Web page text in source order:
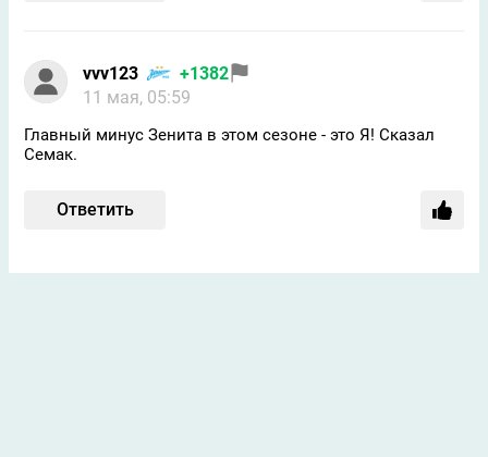
vvv123
+1382
11 мая, 05:59
Главный минус Зенита в этом сезоне - это Я! Сказал
Семак.
Ответить